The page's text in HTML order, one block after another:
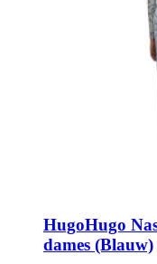
HugoHugo
dames (Blauw)